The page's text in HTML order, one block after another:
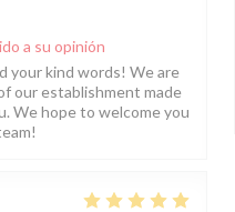
a su opinión
your kind words! We are
our establishment made
We hope to welcome you